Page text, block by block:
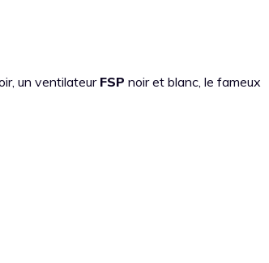
un ventilateur FSP noir et blanc, le fameux